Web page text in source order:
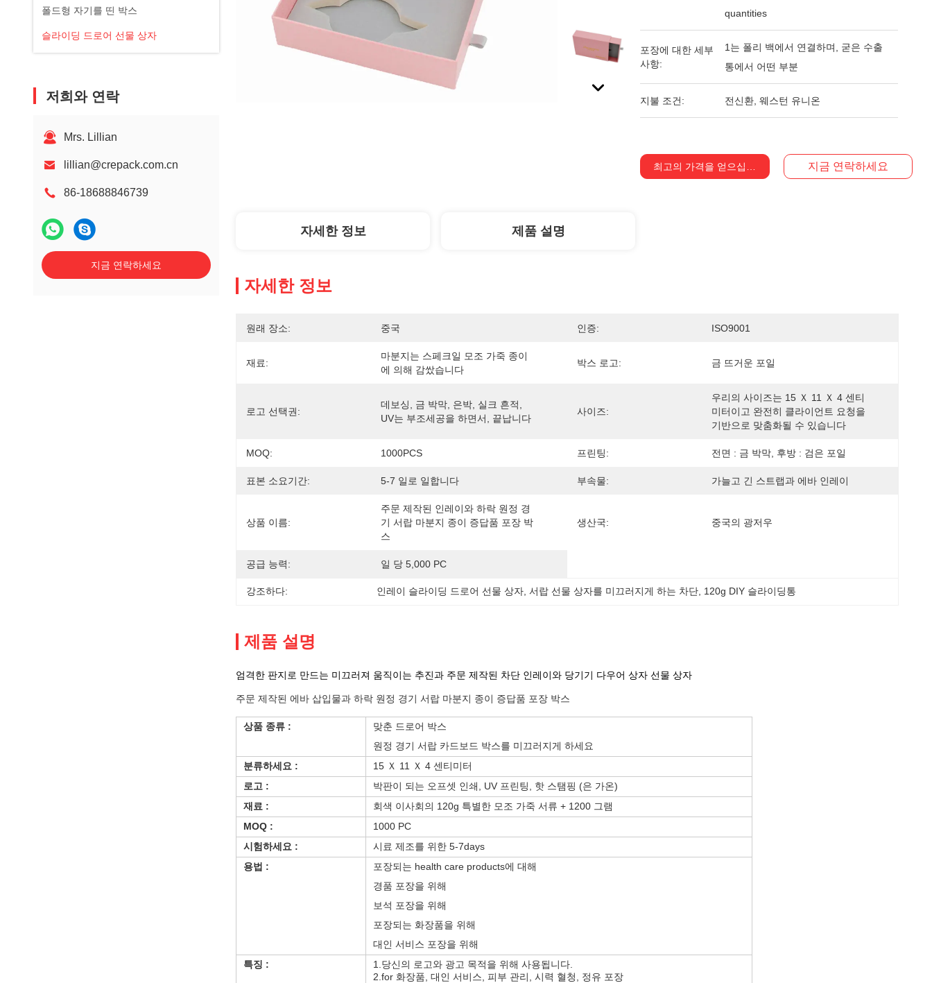
폴드형 자기를 띤 박스
슬라이딩 드로어 선물 상자
저희와 연락
Mrs. Lillian
lillian@crepack.com.cn
86-18688846739
지금 연락하세요
quantities
포장에 대한 세부
사항:
1는 폴리 백에서 연결하며, 굳은 수출
통에서 어떤 부분
지불 조건: 전신환, 웨스턴 유니온
최고의 가격을 얻으십시오 지금 연락하세요
자세한 정보 제품 설명
자세한 정보
원래 장소: 중국 인증: ISO9001
재료:
마분지는 스페크일 모조 가죽 종이
에 의해 감쌌습니다
박스 로고: 금 뜨거운 포일
로고 선택권:
데보싱, 금 박막, 은박, 실크 흔적,
UV는 부조세공을 하면서, 끝납니다
사이즈:
우리의 사이즈는 15 Ｘ 11 Ｘ 4 센티
미터이고 완전히 클라이언트 요청을
기반으로 맞춤화될 수 있습니다
MOQ: 1000PCS 프린팅: 전면 : 금 박막, 후방 : 검은 포일
표본 소요기간: 5-7 일로 일합니다 부속물: 가늘고 긴 스트랩과 에바 인레이
상품 이름:
주문 제작된 인레이와 하락 원정 경
기 서랍 마분지 종이 증답품 포장 박
스
생산국: 중국의 광저우
공급 능력: 일 당 5,000 PC
강조하다: 인레이 슬라이딩 드로어 선물 상자 , 서랍 선물 상자를 미끄러지게 하는 차단 120g DIY 슬라이딩통
제품 설명
엄격한 판지로 만드는 미끄러져 움직이는 추진과 주문 제작된 차단 인레이와 당기기 다우어 상자 선물 상자
주문 제작된 에바 삽입물과 하락 원정 경기 서랍 마분지 종이 증답품 포장 박스
상품 종류 :
맞춘 드로어 박스
원정 경기 서랍 카드보드 박스를 미끄러지게 하세요
분류하세요 :
15 Ｘ 11 Ｘ 4 센티미터
로고 :
박판이 되는 오프셋 인쇄, UV 프린팅, 핫 스탬핑 (은 가온)
재료 :
회색 이사회의 120g 특별한 모조 가죽 서류 + 1200 그램
MOQ :
1000 PC
시험하세요 :
시료 제조를 위한 5-7days
용법 :
포장되는 health care products에 대해
경품 포장을 위해
보석 포장을 위해
포장되는 화장품을 위해
대인 서비스 포장을 위해
특징 :
1.당신의 로고와 광고 목적을 위해 사용됩니다.
2.for 화장품, 대인 서비스, 피부 관리, 시력 혈청, 정유 포장